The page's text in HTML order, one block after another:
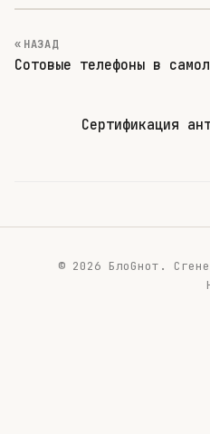
« НАЗАД
Сотовые телефоны в
Сертификация
© 2026 БлоGнот.